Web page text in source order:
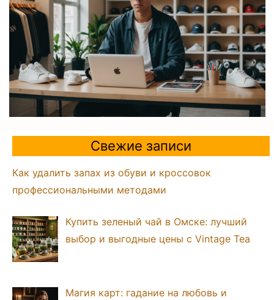
Свежие записи
Как удалить запах из обуви и кроссовок
профессиональными методами
Купить зеленый чай в Омске: лучший
выбор и выгодные цены с Vintage Tea
Магия карт: гадание на любовь и